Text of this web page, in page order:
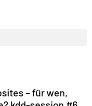
– für wen,